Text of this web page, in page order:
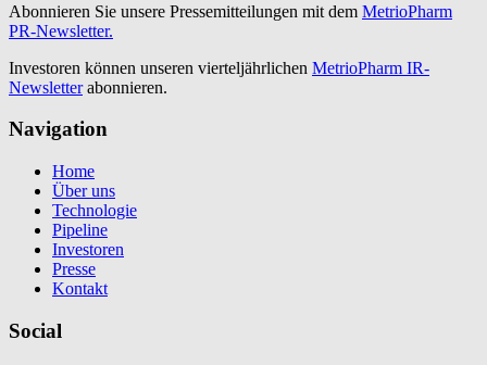
Abonnieren Sie unsere Pressemitteilungen mit dem MetrioPharm
PR-Newsletter.
Investoren können unseren vierteljährlichen MetrioPharm IR-
Newsletterabonnieren.
Navigation
Home
Über uns
Technologie
Pipeline
Investoren
Presse
Kontakt
Social